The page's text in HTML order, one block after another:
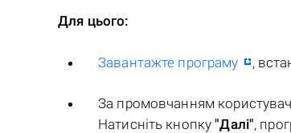
Для цього:
Завантажте програму ,
За промовчанням
Натисніть кнопку"Далі",